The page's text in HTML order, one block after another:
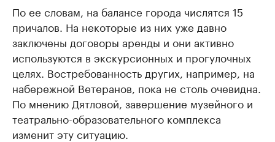
По ее словам, на балансе города числятся 15
причалов. На некоторые из них уже давно
заключены договоры аренды и они активно
используются в экскурсионных и прогулочных
целях. Востребованность других, например, на
набережной Ветеранов, пока не столь очевидна.
По мнению Дятловой, завершение музейного и
театрально-образовательного комплекса
изменит эту ситуацию.